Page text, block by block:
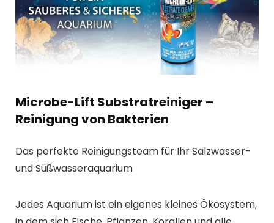
Microbe-Lift Substratreiniger –
Reinigung von Bakterien
Das perfekte Reinigungsteam für Ihr Salzwasser-
und Süßwasseraquarium
Jedes Aquarium ist ein eigenes kleines Ökosystem,